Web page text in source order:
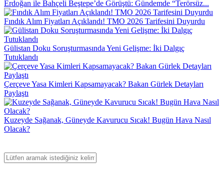
Erdoğan ile Bahçeli Beştepe’de Görüştü: Gündemde “Terörsüz...
Fındık Alım Fiyatları Açıklandı! TMO 2026 Tarifesini Duyurdu
Gülistan Doku Soruşturmasında Yeni Gelişme: İki Dalgıç
Tutuklandı
Çerçeve Yasa Kimleri Kapsamayacak? Bakan Gürlek Detayları
Paylaştı
Kuzeyde Sağanak, Güneyde Kavurucu Sıcak! Bugün Hava Nasıl
Olacak?